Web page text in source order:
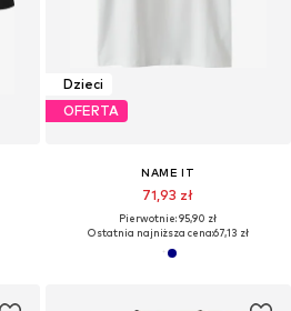
Dzieci
OFERTA
NAME IT
71,93 zł
Pierwotnie: 95,90 zł
Ostatnia najniższa cena:67,13 zł